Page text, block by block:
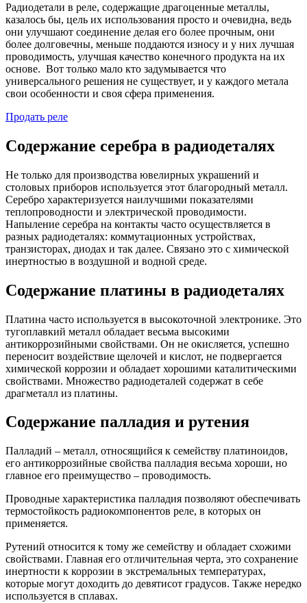
Радиодетали в реле, содержащие драгоценные металлы,
казалось бы, цель их использования просто и очевидна, ведь
они улучшают соединение делая его более прочным, они
более долговечны, меньше поддаются износу и у них лучшая
проводимость, улучшая качество конечного продукта на их
основе. Вот только мало кто задумывается что
универсального решения не существует, и у каждого метала
свои особенности и своя сфера применения.
Продать реле
Содержание серебра в радиодеталях
Не только для производства ювелирных украшений и
столовых приборов используется этот благородный металл.
Серебро характеризуется наилучшими показателями
теплопроводности и электрической проводимости.
Напыление серебра на контакты часто осуществляется в
разных радиодеталях: коммутационных устройствах,
транзисторах, диодах и так далее. Связано это с химической
инертностью в воздушной и водной среде.
Содержание платины в радиодеталях
Платина часто используется в высокоточной электронике. Это
тугоплавкий металл обладает весьма высокими
антикоррозийными свойствами. Он не окисляется, успешно
переносит воздействие щелочей и кислот, не подвергается
химической коррозии и обладает хорошими каталитическими
свойствами. Множество радиодеталей содержат в себе
драгметалл из платины.
Содержание палладия и рутения
Палладий – металл, относящийся к семейству платиноидов,
его антикоррозийные свойства палладия весьма хороши, но
главное его преимущество – проводимость.
Проводные характеристика палладия позволяют обеспечивать
термостойкость радиокомпонентов реле, в которых он
применяется.
Рутений относится к тому же семейству и обладает схожими
свойствами. Главная его отличительная черта, это сохранение
инертности к коррозии в экстремальных температурах,
которые могут доходить до девятисот градусов. Также нередко
используется в сплавах.